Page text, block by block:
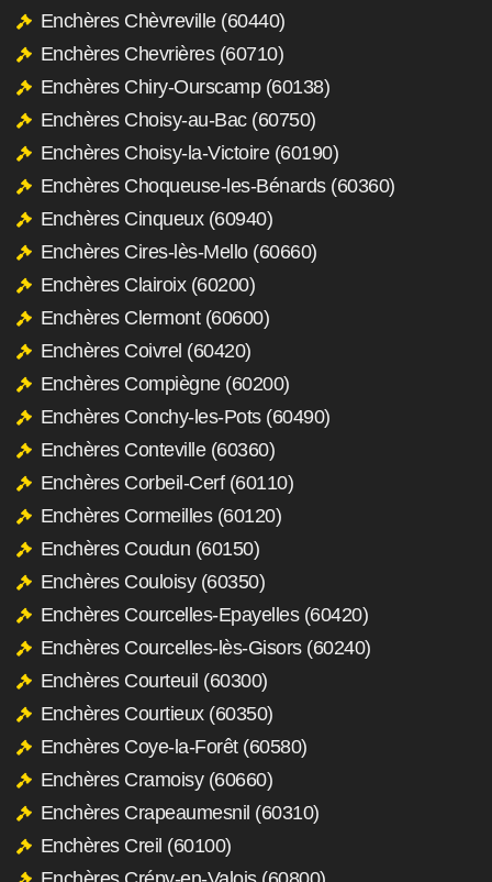
Enchères Chèvreville (60440)
Enchères Chevrières (60710)
Enchères Chiry-Ourscamp (60138)
Enchères Choisy-au-Bac (60750)
Enchères Choisy-la-Victoire (60190)
Enchères Choqueuse-les-Bénards (60360)
Enchères Cinqueux (60940)
Enchères Cires-lès-Mello (60660)
Enchères Clairoix (60200)
Enchères Clermont (60600)
Enchères Coivrel (60420)
Enchères Compiègne (60200)
Enchères Conchy-les-Pots (60490)
Enchères Conteville (60360)
Enchères Corbeil-Cerf (60110)
Enchères Cormeilles (60120)
Enchères Coudun (60150)
Enchères Couloisy (60350)
Enchères Courcelles-Epayelles (60420)
Enchères Courcelles-lès-Gisors (60240)
Enchères Courteuil (60300)
Enchères Courtieux (60350)
Enchères Coye-la-Forêt (60580)
Enchères Cramoisy (60660)
Enchères Crapeaumesnil (60310)
Enchères Creil (60100)